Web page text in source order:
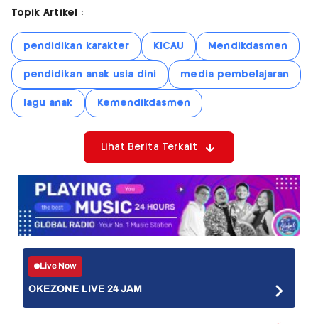
Topik Artikel :
pendidikan karakter KICAU Mendikdasmen
pendidikan anak usia dini media pembelajaran
lagu anak Kemendikdasmen
Lihat Berita Terkait
Live Now
OKEZONE LIVE 24 JAM